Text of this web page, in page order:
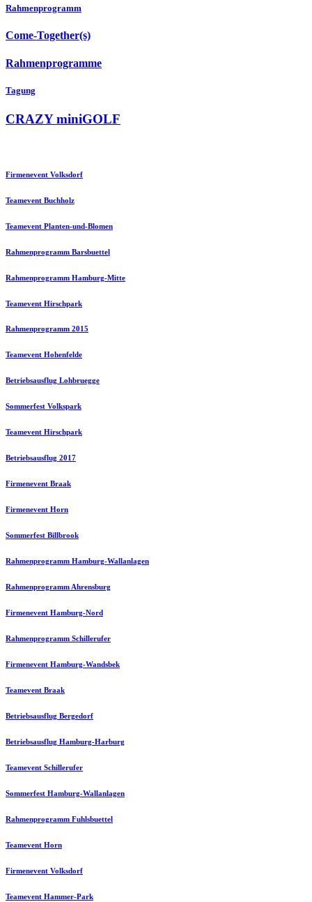
Rahmenprogramm
Come-Together(s)
Rahmenprogramme
Tagung
CRAZY miniGOLF
Firmenevent Volksdorf
Teamevent Buchholz
Teamevent Planten-und-Blomen
Rahmenprogramm Barsbuettel
Rahmenprogramm Hamburg-Mitte
Teamevent Hirschpark
Rahmenprogramm 2015
Teamevent Hohenfelde
Betriebsausflug Lohbruegge
Sommerfest Volkspark
Teamevent Hirschpark
Betriebsausflug 2017
Firmenevent Braak
Firmenevent Horn
Sommerfest Billbrook
Rahmenprogramm Hamburg-Wallanlagen
Rahmenprogramm Ahrensburg
Firmenevent Hamburg-Nord
Rahmenprogramm Schillerufer
Firmenevent Hamburg-Wandsbek
Teamevent Braak
Betriebsausflug Bergedorf
Betriebsausflug Hamburg-Harburg
Teamevent Schillerufer
Sommerfest Hamburg-Wallanlagen
Rahmenprogramm Fuhlsbuettel
Teamevent Horn
Firmenevent Volksdorf
Teamevent Hammer-Park